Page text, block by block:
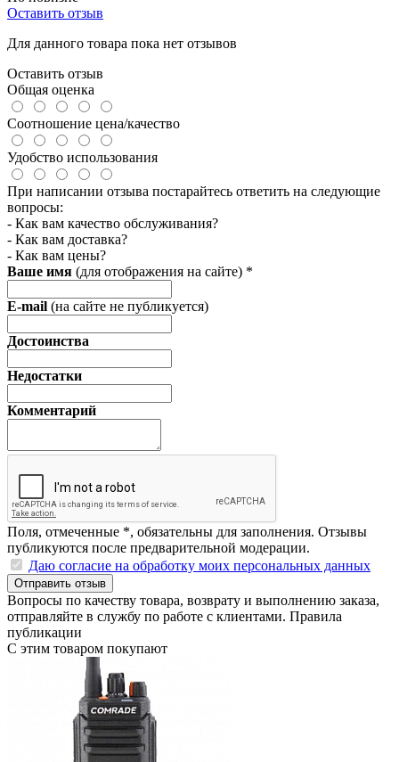
Оставить отзыв
Для данного товара пока нет отзывов
Оставить отзыв
Общая оценка
Соотношение цена/качество
Удобство использования
При написании отзыва постарайтесь ответить на следующие
вопросы:
- Как вам качество обслуживания?
- Как вам доставка?
- Как вам цены?
Ваше имя (для отображения на сайте) *
E-mail (на сайте не публикуется)
Достоинства
Недостатки
Комментарий
Поля, отмеченные *, обязательны для заполнения. Отзывы
публикуются после предварительной модерации.
Даю согласие на обработку моих персональных данных
Отправить отзыв
Вопросы по качеству товара, возврату и выполнению заказа,
отправляйте в службу по работе с клиентами. Правила
публикации
С этим товаром покупают